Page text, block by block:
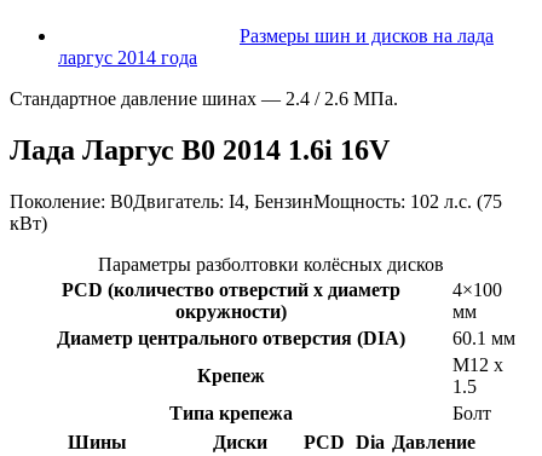
Размеры шин и дисков на лада
ларгус 2014 года
Стандартное давление шинах — 2.4 / 2.6 МПа.
Лада Ларгус B0 2014 1.6i 16V
Поколение: B0Двигатель: I4, БензинМощность: 102 л.с. (75
кВт)
Параметры разболтовки колёсных дисков
PCD (количество отверстий x диаметр
окружности)
4×100
мм
Диаметр центрального отверстия (DIA)
60.1 мм
Крепеж
M12 x
1.5
Типа крепежа
Болт
Шины
Диски PCD Dia Давление